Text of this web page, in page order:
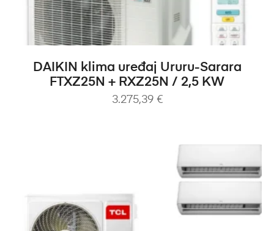
DODAJ U KOŠARICU
DAIKIN klima uređaj Ururu-Sarara
FTXZ25N + RXZ25N / 2,5 KW
3.275,39 €